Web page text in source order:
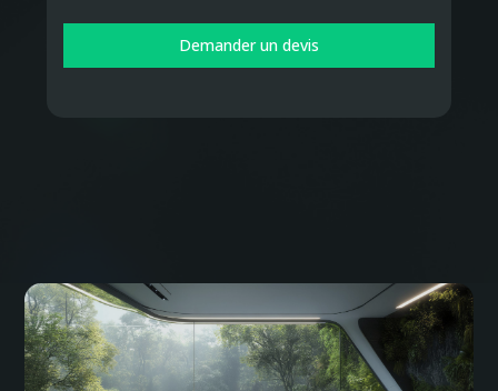
Demander un devis